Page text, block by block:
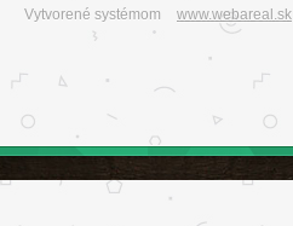
Vytvorené systémom www.webareal.sk